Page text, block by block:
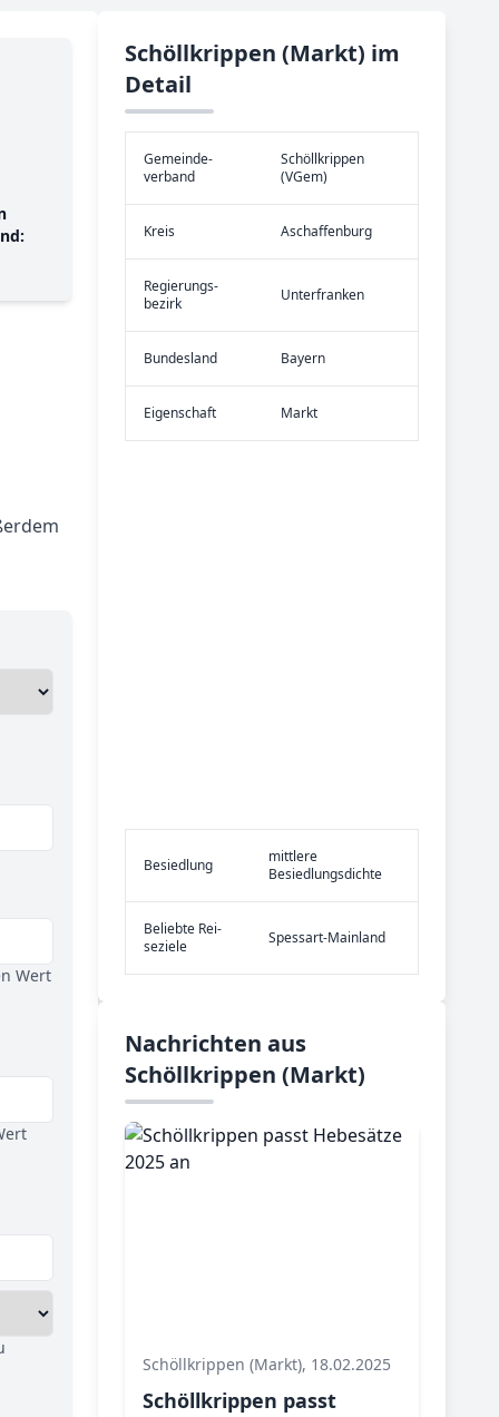
Wert
Schöllkrippen (Markt) im
Detail
Gemeinde­
verband
Schöllkrippen
(VGem)
Kreis Aschaffenburg
Re­gier­ungs­
bezirk
Unterfranken
Bundes­land Bayern
Eigen­schaft Markt
Be­sied­lung
mittlere
Besiedlungsdichte
Be­lieb­te Rei­
se­zie­le
Spessart-Mainland
Nachrichten aus
Schöllkrippen (Markt)
Schöllkrippen (Markt), 18.02.2025
Schöllkrippen passt